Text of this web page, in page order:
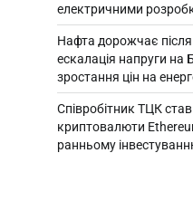
електричними
Нафта дорожчає
ескалація напруги на
зростання цін на
Співробітник ТЦК
криптовалюти
ранньому